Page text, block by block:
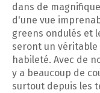
dans de
d'une vue
greens ondulés et
seront un
habileté. Avec de
y a beaucoup de
surtout depuis les